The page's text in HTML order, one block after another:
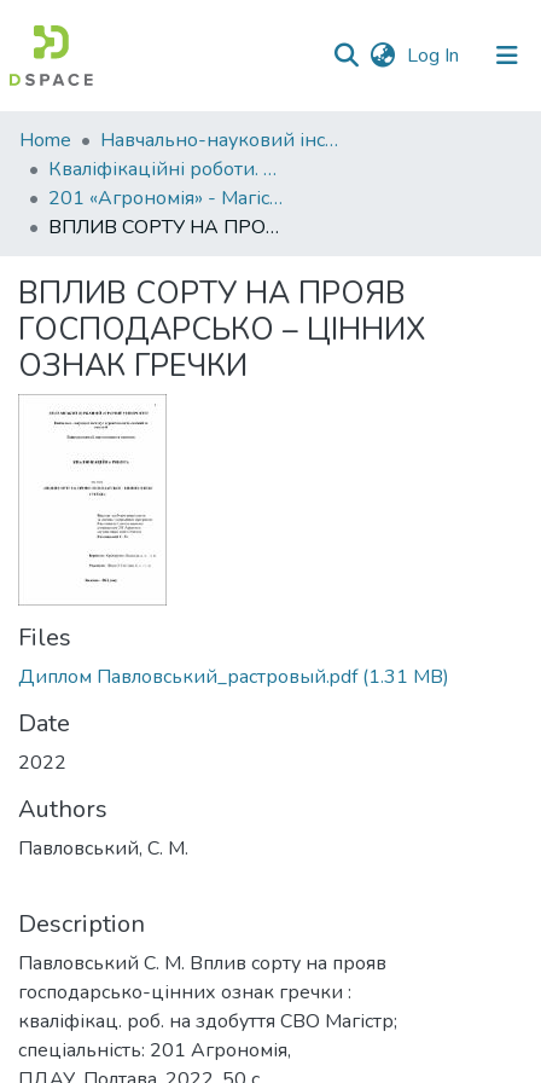
Log In (current)
Communities
&
Collections
All of DSpace
Statistics
Home
Навчально-науковий інститут агротехнологій, селекції та екології
Кваліфікаційні роботи. ННІ агротехнологій, селекції та екології
201 «Агрономія» - Магістри 2022-2023
ВПЛИВ СОРТУ НА ПРОЯВ ГОСПОДАРСЬКО – ЦІННИХ ОЗНАК ГРЕЧКИ
ВПЛИВ СОРТУ НА ПРОЯВ
ГОСПОДАРСЬКО – ЦІННИХ
ОЗНАК ГРЕЧКИ
Files
Диплом Павловський_растровый.pdf(1.31 MB)
Date
2022
Authors
Павловський, С. М.
Description
Павловський С. М. Вплив сорту на прояв
господарсько-цінних ознак гречки :
кваліфікац. роб. на здобуття СВО Магістр;
спеціальність: 201 Агрономія,